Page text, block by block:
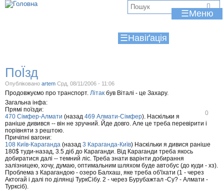
Jump to navigation
☰
☰
ПоЇзд
Опубліковано artem Срд, 08/11/2006 - 11:06
д
т
и
0
Продовжуємо про транспорт. Літак був Віталі - це Захару.
Загальна інфа:
Прямі поїзди:
470 Сімфер-Алмати (назад 469 Алмати-Сімфер). Наскільки я
раніше дивився -- він не зручний. Йде довго. Але це треба перевірити і
порівняти з рештою.
Причіпні вагони:
108 Київ-Караганда (назад 3 Караганда-Київ) Наскільки я дивися раніше
180$ туди-назад, 3.5 діб до Караганди. Від Караганди треба якось
добиратися далі -- темний ліс. Треба знати варінти добирання
залізницею, хочу, думаю, оптимальним шляхом буде автобус (до куди - хз).
Проблема з Карагандою - озеро Балхаш, яке треба об'їхати (1 - через
Актогай і далі по ділянці ТуркСібу. 2 - через Бурубажтал -Су? - Алмати -
Турксіб).